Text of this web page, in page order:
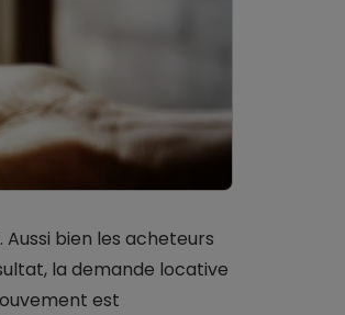
bien les acheteurs
la demande locative
est